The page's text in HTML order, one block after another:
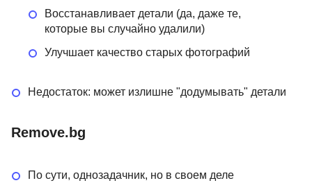
Восстанавливает детали (да, даже те,
которые вы случайно удалили)
Улучшает качество старых фотографий
Недостаток: может излишне "додумывать" детали
Remove.bg
По сути, однозадачник, но в своем деле